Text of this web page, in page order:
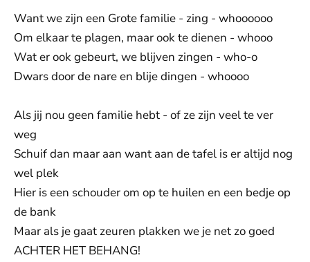
Want we zijn een Grote familie - zing - whoooooo
Om elkaar te plagen, maar ook te dienen - whooo
Wat er ook gebeurt, we blijven zingen - who-o
Dwars door de nare en blije dingen - whoooo
Als jij nou geen familie hebt - of ze zijn veel te ver
weg
Schuif dan maar aan want aan de tafel is er altijd nog
wel plek
Hier is een schouder om op te huilen en een bedje op
de bank
Maar als je gaat zeuren plakken we je net zo goed
ACHTER HET BEHANG!